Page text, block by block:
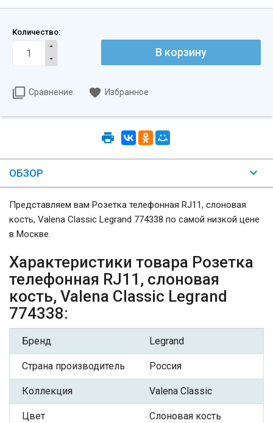
Количество:
Сравнение Избранное
ОБЗОР
Представляем вам Розетка телефонная RJ11, слоновая
кость, Valena Classic Legrand 774338 по самой низкой цене
в Москве.
Характеристики товара Розетка
телефонная RJ11, слоновая
кость, Valena Classic Legrand
774338:
Бренд Legrand
Страна производитель Россия
Коллекция Valena Classic
Цвет Слоновая кость